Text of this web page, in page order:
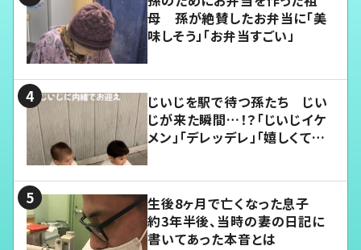
母 孫が絶賛したお弁当に「美
味しそう」「お弁当すごい」
じいじを駅で待つ孫たち じい
じが来た瞬間…！？「じいじイケ
メン」「デレッデレ」「嬉しくて可
生後8ヶ月で亡くなった息子
約3年半後、当時の妻の日記に
書いてあった本音とは